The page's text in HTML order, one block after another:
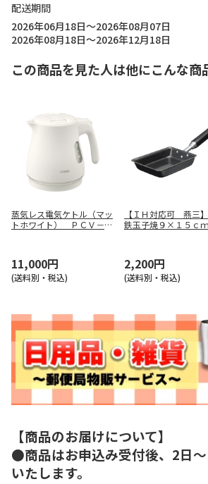
配送期間
2026年06月18日～2026年08月07日
2026年08月18日～2026年12月18日
この商品を見た人は他にこんな商
蒸気レス電気ケトル（マッ
トホワイト） ＰＣＶ－Ａ
11,000円
(送料別・税込)
【ＩＨ対応可 燕三
鉄玉子焼９×１５ｃ
2,200円
(送料別・税込)
【商品のお届けについて】
●商品はお申込み受付後、2日
いたします。